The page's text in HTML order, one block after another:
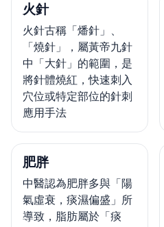
火針
火針古稱「燔針」、
「燒針」，屬黃帝九針
中「大針」的範圍，是
將針體燒紅，快速刺入
穴位或特定部位的針刺
應用手法
肥胖
中醫認為肥胖多與「陽
氣虛衰，痰濕偏盛」所
導致，脂肪屬於「痰